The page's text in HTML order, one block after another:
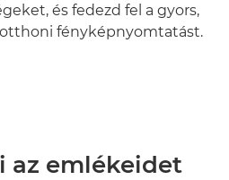
és fedezd fel a gyors,
fényképnyomtatást.
az emlékeidet